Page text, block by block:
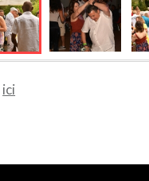
ici